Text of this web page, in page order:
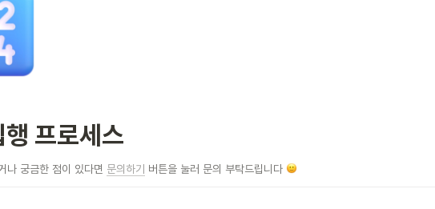
프로세스
나 궁금한 점이 있다면 문의하기 버튼을 눌러 문의 부탁드립니다